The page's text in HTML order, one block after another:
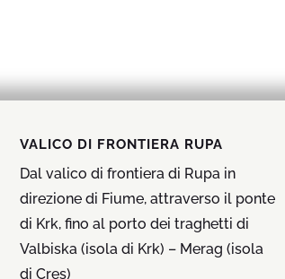
VALICO DI FRONTIERA RUPA
Dal valico di frontiera di Rupa in
direzione di Fiume, attraverso il ponte
di Krk, fino al porto dei traghetti di
Valbiska (isola di Krk) – Merag (isola
di Cres)